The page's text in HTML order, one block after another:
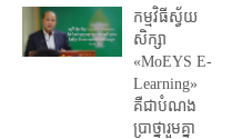
កម្មវិធីស្វ័យ
សិក្សា
«MoEYS E-
Learning»
គឺជាបំណង
ប្រាថ្នារួមគ្នា